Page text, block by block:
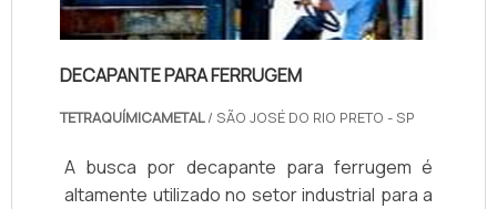
DECAPANTE PARA FERRUGEM
TETRAQUÍMICAMETAL/ SÃO JOSÉ DO RIO PRETO - SP
A busca por decapante para ferrugem é
altamente utilizado no setor industrial para a